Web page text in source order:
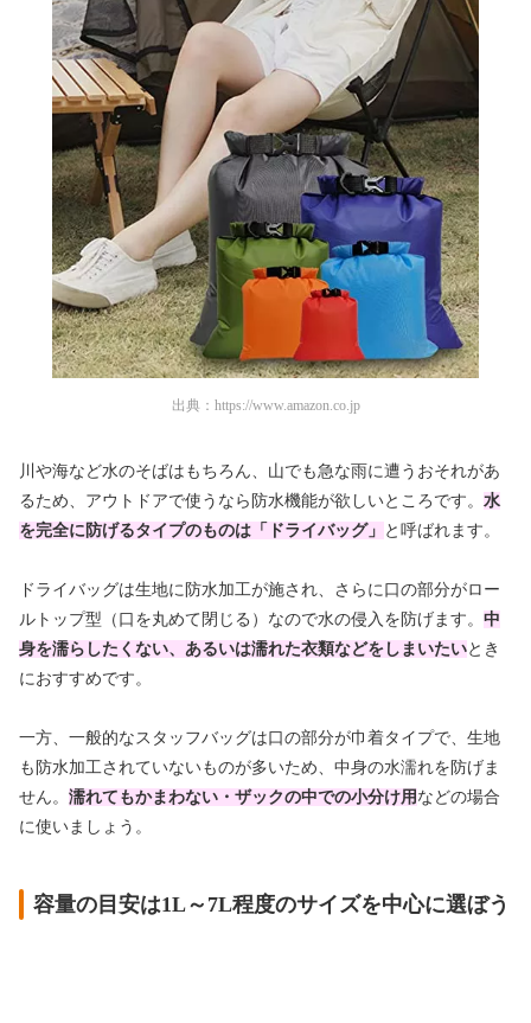
出典： https://www.amazon.co.jp
川や海など水のそばはもちろん、山でも急な雨に遭うおそれがあ
るため、アウトドアで使うなら防水機能が欲しいところです。 水
を完全に防げるタイプのものは「ドライバッグ」 と呼ばれます。
ドライバッグは生地に防水加工が施され、さらに口の部分がロー
ルトップ型（口を丸めて閉じる）なので水の侵入を防げます。 中
身を濡らしたくない、あるいは濡れた衣類などをしまいたいとき
におすすめです。
一方、一般的なスタッフバッグは口の部分が巾着タイプで、生地
も防水加工されていないものが多いため、中身の水濡れを防げま
せん。 濡れてもかまわない・ザックの中での小分け用 などの場合
に使いましょう。
容量の目安は1L～7L程度のサイズを中心に選ぼう